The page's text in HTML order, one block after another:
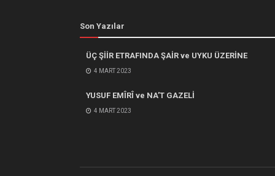
Son Yazılar
ÜÇ ŞİİR ETRAFINDA ŞAİR ve UYKU ÜZERİNE
4 MART 2023
YUSUF EMÎRÎ ve NA’T GAZELİ
4 MART 2023